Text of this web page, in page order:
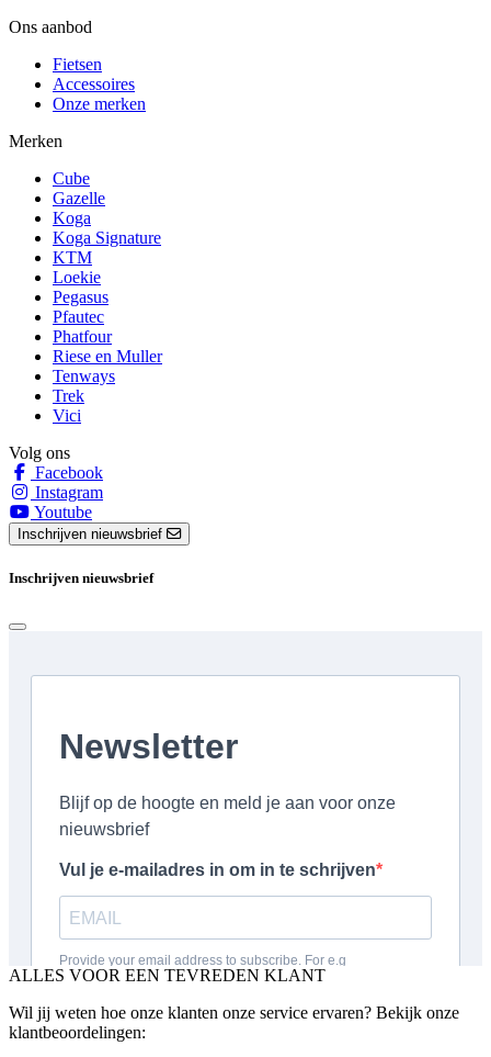
Ons aanbod
Fietsen
Accessoires
Onze merken
Merken
Cube
Gazelle
Koga
Koga Signature
KTM
Loekie
Pegasus
Pfautec
Phatfour
Riese en Muller
Tenways
Trek
Vici
Volg ons
Facebook
Instagram
Youtube
Inschrijven nieuwsbrief
Inschrijven nieuwsbrief
ALLES VOOR EEN TEVREDEN KLANT
Wil jij weten hoe onze klanten onze service ervaren? Bekijk onze
klantbeoordelingen: